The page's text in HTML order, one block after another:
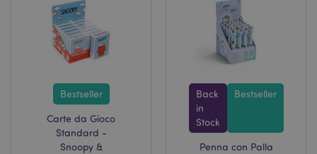
Bestseller
Carte da Gioco
Standard -
Snoopy &
Back
in
Stock
Bestseller
Penna con Palla